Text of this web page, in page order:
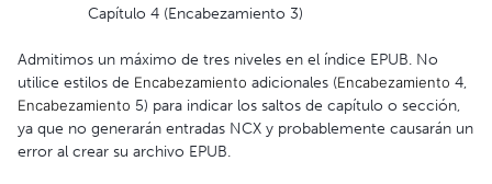
Capítulo 4 (Encabezamiento 3)
Admitimos un máximo de tres niveles en el índice EPUB. No
utilice estilos de Encabezamiento adicionales (Encabezamiento 4,
Encabezamiento 5) para indicar los saltos de capítulo o sección,
ya que no generarán entradas NCX y probablemente causarán un
error al crear su archivo EPUB.